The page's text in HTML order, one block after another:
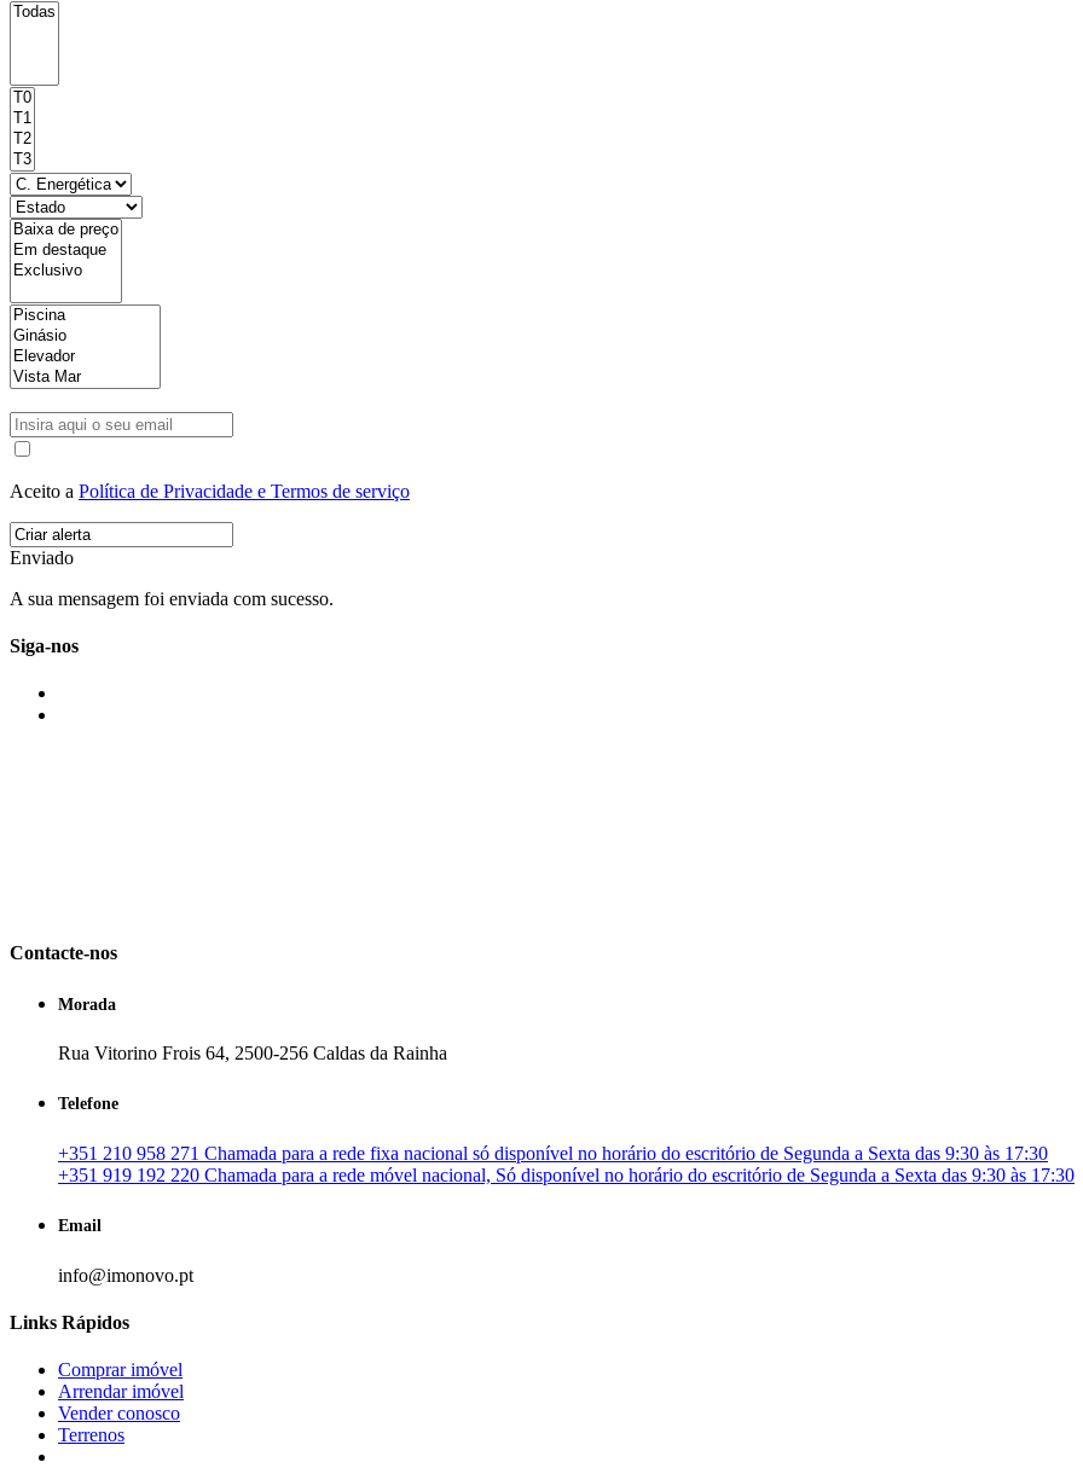
Aceito a Política de Privacidade e Termos de serviço
Enviado
A sua mensagem foi enviada com sucesso.
Siga-nos
Contacte-nos
Morada
Rua Vitorino Frois 64, 2500-256 Caldas da Rainha
Telefone
+351 210 958 271 Chamada para a rede fixa nacional só disponível no horário do escritório de Segunda a Sexta das 9:30 às 17:30
+351 919 192 220 Chamada para a rede móvel nacional, Só disponível no horário do escritório de Segunda a Sexta das 9:30 às 17:30
Email
info@imonovo.pt
Links Rápidos
Comprar imóvel
Arrendar imóvel
Vender conosco
Terrenos